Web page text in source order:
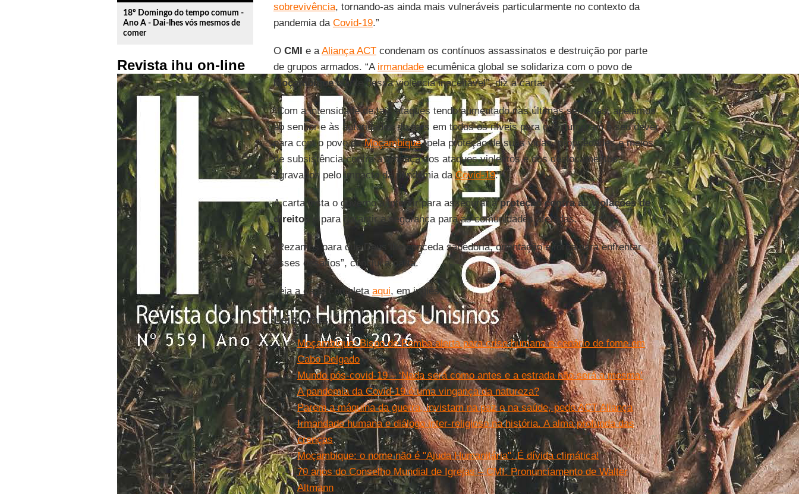
18º Domingo do tempo comum -
Ano A - Dai-lhes vós mesmos de
comer
Revista ihu on-line
sobrevivência, tornando-as ainda mais vulneráveis particularmente no contexto da
pandemia da Covid-19.”
O CMI e a Aliança ACTcondenam os contínuos assassinatos e destruição por parte
de grupos armados. “A irmandadeecumênica global se solidariza com o povo de
Moçambiquediante dessa violência inaceitável”, diz a carta.
“Com a intensidade de tais ataques tendo aumentado nas últimas semanas, apelamos
ao senhor e às autoridades do país em todos os níveis para que cumpram o seu dever
para com o povo deMoçambique, pela proteção de suas vidas, propriedades e meios
de subsistência contra a ameaça dos ataques violentos e dos deslocamentos,
agravados pelo impacto da pandemia da Covid-19.”
A carta insta o governo a intervir para assegurar aproteção contra as violações de
direitos e para garantir a segurança para as comunidades afetadas.
“Rezamos para que Deus lhe conceda sabedoria, orientação e força para enfrentar
esses desafios”, conclui a carta.
Leia a carta completa aqui, em inglês.
Leia mais
Moçambique: Bispo de Pemba alerta para crise humana e cenário de fome em
Cabo Delgado
Mundo pós-covid-19 – ‘Nada será como antes e a estrada não será a mesma’
A pandemia da Covid-19 é uma vingança da natureza?
Parem a máquina da guerra, invistam na paz e na saúde, pede ACT Aliança
Irmandade humana e diálogo inter-religioso na história. A alma profunda das
crenças
Moçambique: o nome não é "Ajuda Humanitária". É dívida climática!
70 anos do Conselho Mundial de Igrejas – CMI. Pronunciamento de Walter
Altmann